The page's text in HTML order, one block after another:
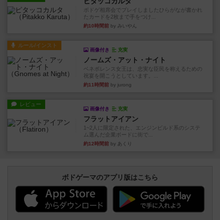
ボドゲ相席会でプレイしましたひらがなが書かれ
たカードを2枚まで手をつけ...
約10時間前 by みいやん
ルール/インスト
画像付き 充実
ノームズ・アット・ナイト
ベネボレンス女王は、忠実な臣民を称えるための
祝宴を開こうとしています。...
約11時間前 by jurong
レビュー
画像付き 充実
フラットアイアン
1~2人に限定された、エンジンビルド系のシステ
ム選んだ企業ボードに街で...
約12時間前 by あくり
ボドゲーマのアプリ版はこちら